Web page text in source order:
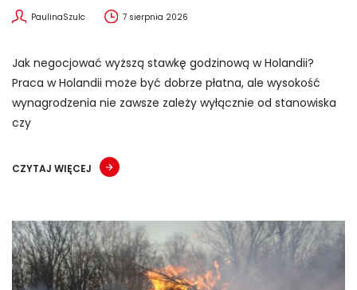
PaulinaSzulc 7 sierpnia 2026
Jak negocjować wyższą stawkę godzinową w Holandii?
Praca w Holandii może być dobrze płatna, ale wysokość
wynagrodzenia nie zawsze zależy wyłącznie od stanowiska
czy
CZYTAJ WIĘCEJ